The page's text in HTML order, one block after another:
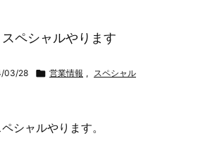
ペシャルやります
03/28  営業情報 , スペシャル
シャルやります。